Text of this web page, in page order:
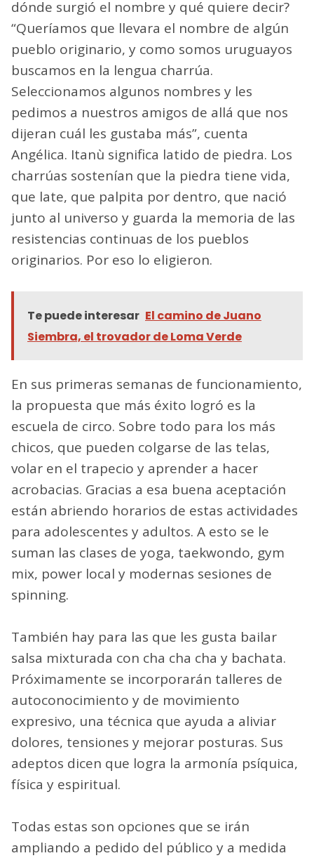
dónde surgió el nombre y qué quiere decir?
“Queríamos que llevara el nombre de algún
pueblo originario, y como somos uruguayos
buscamos en la lengua charrúa.
Seleccionamos algunos nombres y les
pedimos a nuestros amigos de allá que nos
dijeran cuál les gustaba más”, cuenta
Angélica. Itanù significa latido de piedra. Los
charrúas sostenían que la piedra tiene vida,
que late, que palpita por dentro, que nació
junto al universo y guarda la memoria de las
resistencias continuas de los pueblos
originarios. Por eso lo eligieron.
Te puede interesar El camino de Juano
Siembra, el trovador de Loma Verde
En sus primeras semanas de funcionamiento,
la propuesta que más éxito logró es la
escuela de circo. Sobre todo para los más
chicos, que pueden colgarse de las telas,
volar en el trapecio y aprender a hacer
acrobacias. Gracias a esa buena aceptación
están abriendo horarios de estas actividades
para adolescentes y adultos. A esto se le
suman las clases de yoga, taekwondo, gym
mix, power local y modernas sesiones de
spinning.
También hay para las que les gusta bailar
salsa mixturada con cha cha cha y bachata.
Próximamente se incorporarán talleres de
autoconocimiento y de movimiento
expresivo, una técnica que ayuda a aliviar
dolores, tensiones y mejorar posturas. Sus
adeptos dicen que logra la armonía psíquica,
física y espiritual.
Todas estas son opciones que se irán
ampliando a pedido del público y a medida